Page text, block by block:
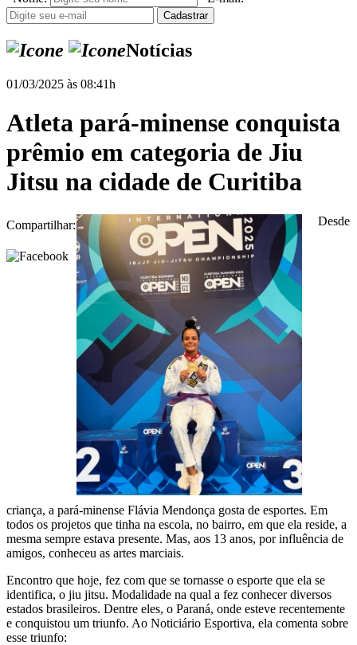
Notícias
01/03/2025 às 08:41h
Atleta pará-minense conquista
prêmio em categoria de Jiu
Jitsu na cidade de Curitiba
Compartilhar: Desde
criança, a pará-minense Flávia Mendonça gosta de esportes. Em
todos os projetos que tinha na escola, no bairro, em que ela reside, a
mesma sempre estava presente. Mas, aos 13 anos, por influência de
amigos, conheceu as artes marciais.
Encontro que hoje, fez com que se tornasse o esporte que ela se
identifica, o jiu jitsu. Modalidade na qual a fez conhecer diversos
estados brasileiros. Dentre eles, o Paraná, onde esteve recentemente
e conquistou um triunfo. Ao Noticiário Esportiva, ela comenta sobre
esse triunfo: